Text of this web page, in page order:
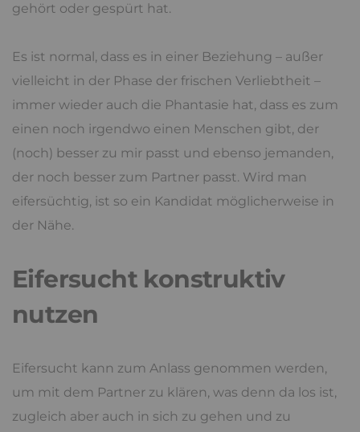
gehört oder gespürt hat.
Es ist normal, dass es in einer Beziehung – außer
vielleicht in der Phase der frischen Verliebtheit –
immer wieder auch die Phantasie hat, dass es zum
einen noch irgendwo einen Menschen gibt, der
(noch) besser zu mir passt und ebenso jemanden,
der noch besser zum Partner passt. Wird man
eifersüchtig, ist so ein Kandidat möglicherweise in
der Nähe.
Eifersucht konstruktiv
nutzen
Eifersucht kann zum Anlass genommen werden,
um mit dem Partner zu klären, was denn da los ist,
zugleich aber auch in sich zu gehen und zu